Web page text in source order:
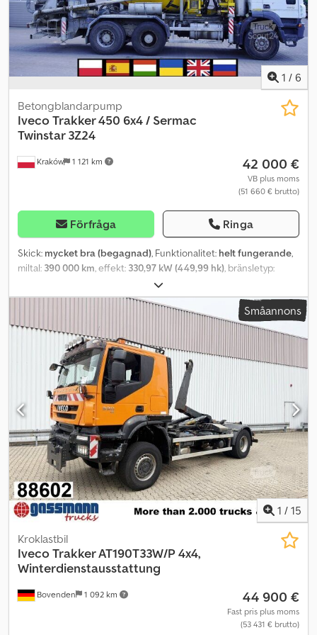
1 / 6
Kraków 1 121 km
Betongblandarpump
IvecoTrakker 450 6x4 / Sermac
Twinstar 3Z24
42 000 €
VB plus moms
(51 660 € brutto)
Förfråga Ringa
Skick: mycket bra (begagnad), Funktionalitet: helt fungerande,
miltal: 390 000 km, effekt: 330,97 kW (449,99 hk), bränsletyp:
, maximal lastvikt:
26 000 kg, axelkonfiguration:6x4, hjulbas:3 500 mm, färg:vit,
mekanisk, fjädring:
Tillverkningsår:
2009
AdBlue, Färdskrivare,
differentialspärr, farthållare, luftkonditionering
450 6×4 / Betongpump Sermac Twinstar 3Z24 / Fjärrkontroll 390
000 kilometer Årsmodell 2008/2009 Tekniska data Totalvikt 26
000 kg Crodpfxjzrw S Es Agmof Egenvikt 12 810 kg Lastkapacitet
13 190 kg Effekt 450 hk Motorvolym 12 880 cc 6×4 Mekanisk
fjädring Axelavstånd 350 cm Betongpumplastbil Sermac Twinstar
3Z24 Max räckvidd 24 m 3 sektioner Fjärrkontroll Daghytt
Luftkonditionering Differentialspärr Manuell växellåda
Färdskrivare Farthållare Bilen är köpt och servad hos Iveco
återförsäljare. 100 % olycksfri, använd av endast en ägare.
Småannons
1 / 15
Bovenden 1 092 km
Kroklastbil
IvecoTrakker AT190T33W/P 4x4,
Winterdienstausstattung
44 900 €
Fast pris plus moms
(53 431 € brutto)